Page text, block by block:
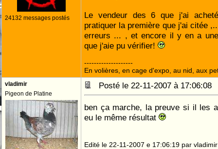
24132 messages postés
Le vendeur des 6 que j'ai
pratiquer la première que j'ai citée
erreurs ... , et encore il y en a
que j'aie pu vérifier!
--------------------
En volières, en cage d'expo, au nid, aux
vladimir
Pigeon de Platine
Posté le 22-11-2007 à
ben ça marche, la preuve si il les
eu le même résultat
Edité le 22-11-2007 e 17:06:19 par vladimir